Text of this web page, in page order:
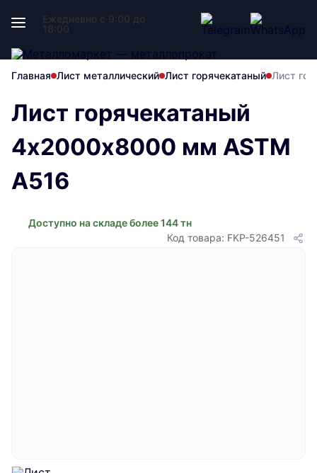
Ежедневно с 9:00 до
18:00
Главная Лист металлический Лист горячекатаный Лист
Лист горячекатаный
4х2000х8000 мм ASTM
A516
Доступно на складе более 144 тн
Код товара: FKP-526451